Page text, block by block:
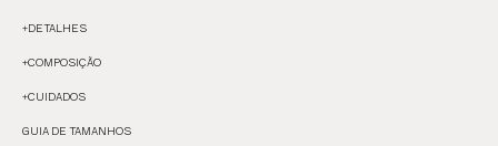
+DETALHES
+COMPOSIÇÃO
+CUIDADOS
GUIA DE TAMANHOS